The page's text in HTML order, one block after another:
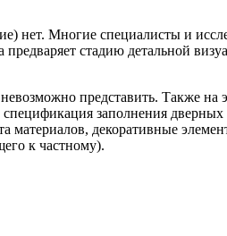
нет. Многие специалисты и
стадию детальной
представить. Также на
спецификация заполнения
декоративные
к частному).